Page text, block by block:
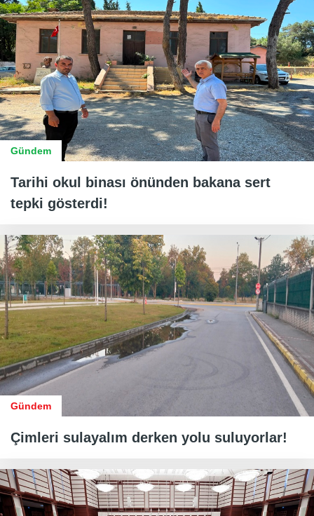
Gündem
Tarihi okul binası önünden bakana sert
tepki gösterdi!
Gündem
Çimleri sulayalım derken yolu suluyorlar!